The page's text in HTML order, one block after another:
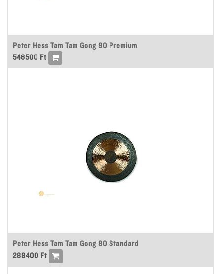
Peter Hess Tam Tam Gong 90 Premium
546500 Ft
Peter Hess Tam Tam Gong 80 Standard
288400 Ft